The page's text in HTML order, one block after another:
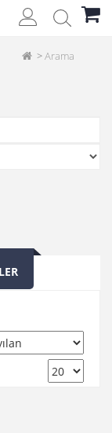
Arama